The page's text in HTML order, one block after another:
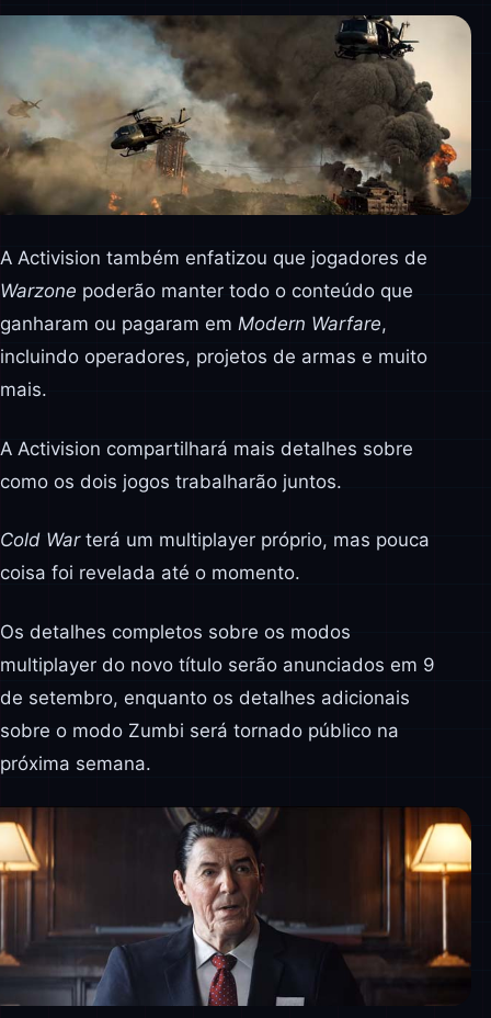
A Activision também enfatizou que jogadores de
Warzone poderão manter todo o conteúdo que
ganharam ou pagaram em Modern Warfare,
incluindo operadores, projetos de armas e muito
mais.
A Activision compartilhará mais detalhes sobre
como os dois jogos trabalharão juntos.
Cold War terá um multiplayer próprio, mas pouca
coisa foi revelada até o momento.
Os detalhes completos sobre os modos
multiplayer do novo título serão anunciados em 9
de setembro, enquanto os detalhes adicionais
sobre o modo Zumbi será tornado público na
próxima semana.